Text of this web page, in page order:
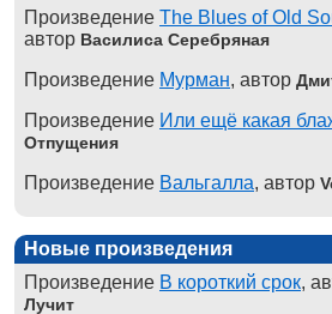
Произведение The Blues of Old
автор Василиса Серебряная
Произведение Мурман, автор
Произведение Или ещё какая
Отпущения
Произведение Вальгалла, автор
Новые произведения
Произведение В короткий срок,
Лучит